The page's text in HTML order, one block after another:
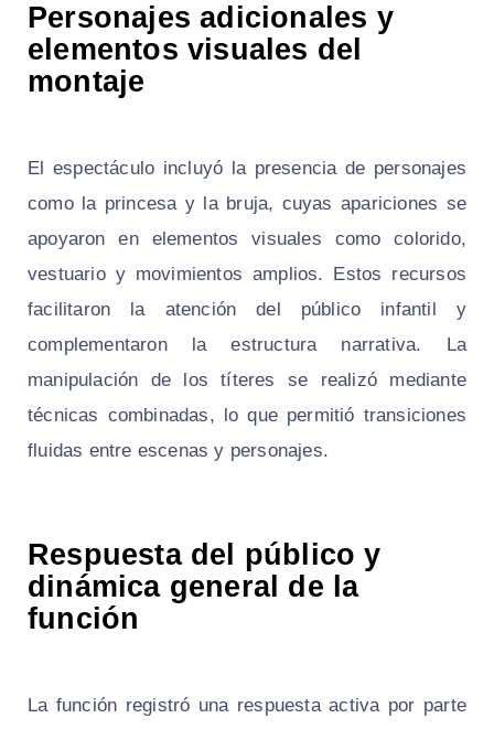
Personajes adicionales y
elementos visuales del
montaje
El espectáculo incluyó la presencia de personajes
como la princesa y la bruja, cuyas apariciones se
apoyaron en elementos visuales como colorido,
vestuario y movimientos amplios. Estos recursos
facilitaron la atención del público infantil y
complementaron la estructura narrativa. La
manipulación de los títeres se realizó mediante
técnicas combinadas, lo que permitió transiciones
fluidas entre escenas y personajes.
Respuesta del público y
dinámica general de la
función
La función registró una respuesta activa por parte